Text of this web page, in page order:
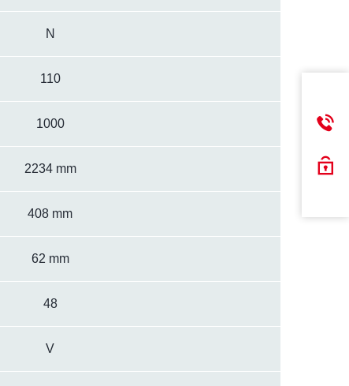
N
110
1000
2234 mm
408 mm
62 mm
48
V